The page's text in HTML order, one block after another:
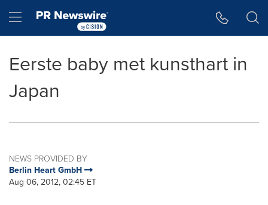
Hamburger menu
Eerste baby met kunsthart in
Japan
NEWS PROVIDED BY
Berlin Heart GmbH
Aug 06, 2012, 02:45 ET